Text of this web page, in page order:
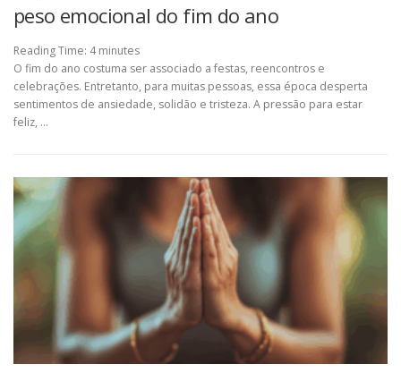
peso emocional do fim do ano
Reading Time: 4 minutes
O fim do ano costuma ser associado a festas, reencontros e
celebrações. Entretanto, para muitas pessoas, essa época desperta
sentimentos de ansiedade, solidão e tristeza. A pressão para estar
feliz, …